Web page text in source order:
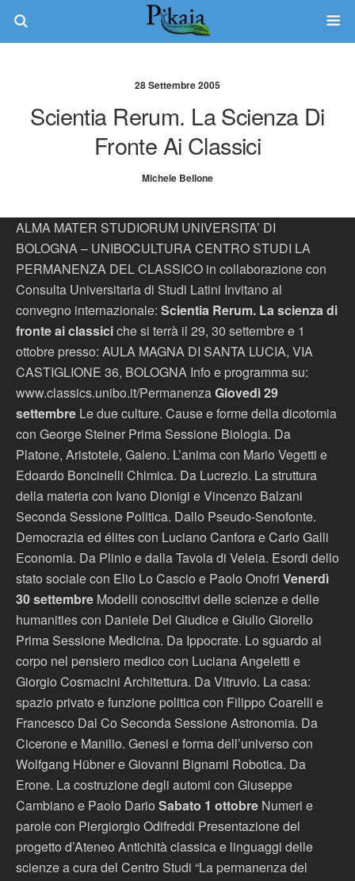
28 Settembre 2005
Scientia Rerum. La Scienza Di
Fronte Ai Classici
Michele Bellone
ALMA MATER STUDIORUM UNIVERSITA’ DI
BOLOGNA – UNIBOCULTURA CENTRO STUDI LA
PERMANENZA DEL CLASSICO in collaborazione con
Consulta Universitaria di Studi Latini Invitano al
convegno internazionale: Scientia Rerum. La scienza di
fronte ai classiciche si terrà il 29, 30 settembre e 1
ottobre presso: AULA MAGNA DI SANTA LUCIA, VIA
CASTIGLIONE 36, BOLOGNA Info e programma su:
www.classics.unibo.it/PermanenzaGiovedì 29
settembre Le due culture. Cause e forme della dicotomia
con George Steiner Prima Sessione Biologia. Da
Platone, Aristotele, Galeno. L’anima con Mario Vegetti e
Edoardo Boncinelli Chimica. Da Lucrezio. La struttura
della materia con Ivano Dionigi e Vincenzo Balzani
Seconda Sessione Politica. Dallo Pseudo-Senofonte.
Democrazia ed élites con Luciano Canfora e Carlo Galli
Economia. Da Plinio e dalla Tavola di Veleia. Esordi dello
stato sociale con Elio Lo Cascio e Paolo Onofri Venerdì
30 settembre Modelli conoscitivi delle scienze e delle
humanities con Daniele Del Giudice e Giulio Giorello
Prima Sessione Medicina. Da Ippocrate. Lo sguardo al
corpo nel pensiero medico con Luciana Angeletti e
Giorgio Cosmacini Architettura. Da Vitruvio. La casa:
spazio privato e funzione politica con Filippo Coarelli e
Francesco Dal Co Seconda Sessione Astronomia. Da
Cicerone e Manilio. Genesi e forma dell’universo con
Wolfgang Hübner e Giovanni Bignami Robotica. Da
Erone. La costruzione degli automi con Giuseppe
Cambiano e Paolo Dario Sabato 1 ottobre Numeri e
parole con Piergiorgio Odifreddi Presentazione del
progetto d’Ateneo Antichità classica e linguaggi delle
scienze a cura del Centro Studi “La permanenza del